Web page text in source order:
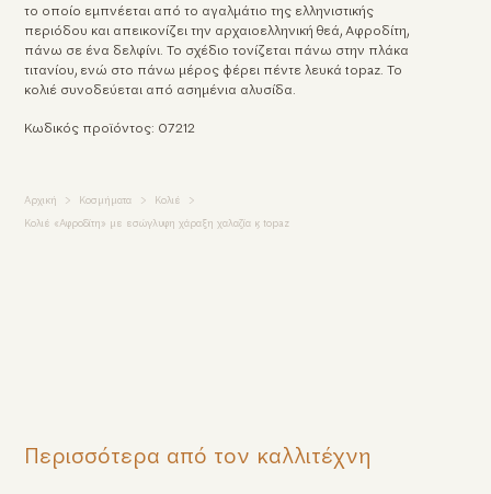
το οποίο εμπνέεται από το αγαλμάτιο της ελληνιστικής
περιόδου και απεικονίζει την αρχαιοελληνική θεά, Αφροδίτη,
πάνω σε ένα δελφίνι. Το σχέδιο τονίζεται πάνω στην πλάκα
τιτανίου, ενώ στο πάνω μέρος φέρει πέντε λευκά topaz. Το
κολιέ συνοδεύεται από ασημένια αλυσίδα.
Κωδικός προϊόντος: 07212
Αρχική Κοσμήματα Κολιέ
Κολιέ «Αφροδίτη» με εσώγλυφη χάραξη χαλαζία & topaz
Περισσότερα από τον καλλιτέχνη